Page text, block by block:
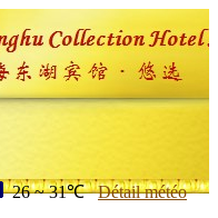
26 ~ 31℃ Détail météo